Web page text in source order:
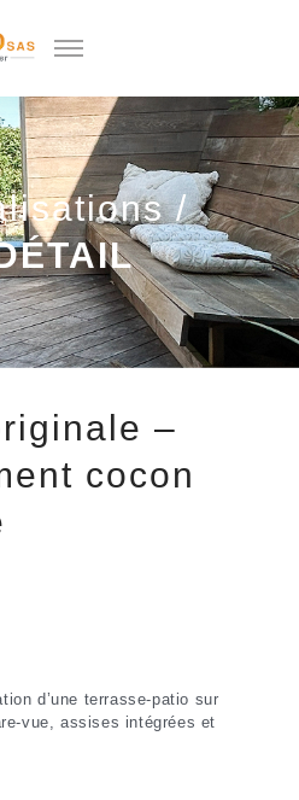
/
–
cocon
d’une terrasse-patio sur
vue, assises intégrées et